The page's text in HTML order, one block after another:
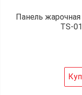
Панель
TS-